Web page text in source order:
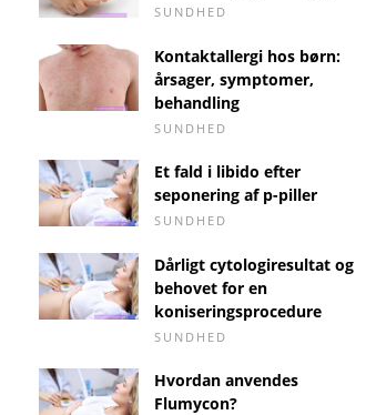
SUNDHED
Kontaktallergi hos børn:
årsager, symptomer,
behandling
SUNDHED
Et fald i libido efter
seponering af p-piller
SUNDHED
Dårligt cytologiresultat og
behovet for en
koniseringsprocedure
SUNDHED
Hvordan anvendes
Flumycon?